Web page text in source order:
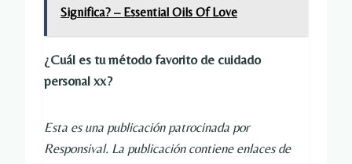
Significa? – Essential Oils Of Love
¿Cuál es tu método favorito de cuidado
personal xx?
Esta es una publicación patrocinada por
Responsival. La publicación contiene enlaces de